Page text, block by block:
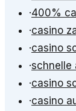
·400%
·casino
·casino
·schnelle
·casino
·casino